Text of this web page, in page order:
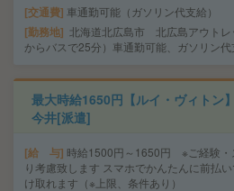
交通費 車通勤可能（ガソリン代支給）
勤務地
北海道北広島市 北広島アウトレ
からバスで25分）車通勤可能、ガソリン代
最大時給1650円【ルイ・ヴィト
今井[派遣]
給 与 時給1500円～1650円 ※ご経験・
り考慮致します スマホでかんたんに前払
け取れます（※上限、条件あり）